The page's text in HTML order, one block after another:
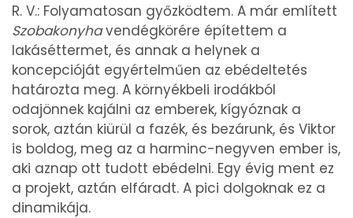
R. V.: Folyamatosan győzködtem. A már említett
Szobakonyhavendégkörére építettem a
lakáséttermet, és annak a helynek a
koncepcióját egyértelműen az ebédeltetés
határozta meg. A környékbeli irodákból
odajönnek kajálni az emberek, kígyóznak a
sorok, aztán kiürül a fazék, és bezárunk, és Viktor
is boldog, meg az a harminc-negyven ember is,
aki aznap ott tudott ebédelni. Egy évig ment ez
a projekt, aztán elfáradt. A pici dolgoknak ez a
dinamikája.